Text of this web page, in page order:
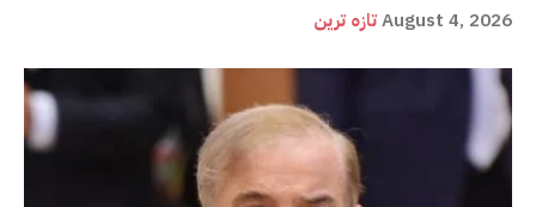
تازہ ترینAugust 4, 2026